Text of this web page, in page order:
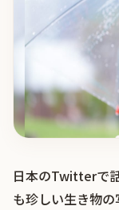
日本のTwitterで
も珍しい生き物の